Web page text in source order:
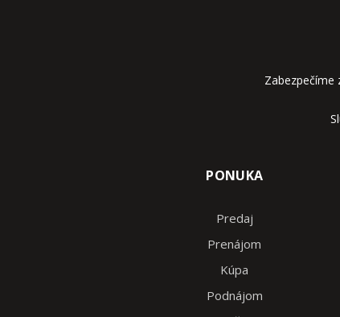
Zabezpečíme
PONUKA
Predaj
Prenájom
Kúpa
Podnájom